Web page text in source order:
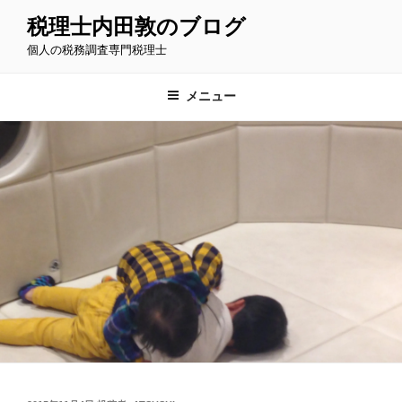
キ
ッ
税理士内田敦のブログ
個人の税務調査専門税理士
メニュー